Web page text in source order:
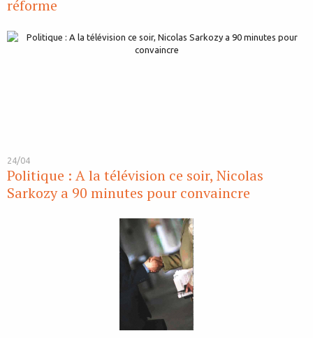
réforme
24/04
Politique : A la télévision ce soir, Nicolas
Sarkozy a 90 minutes pour convaincre